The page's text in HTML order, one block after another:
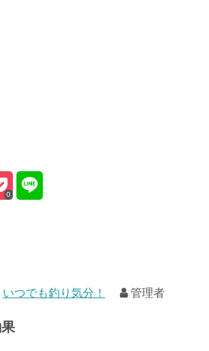
0
いつでも釣り気分！ 管理者